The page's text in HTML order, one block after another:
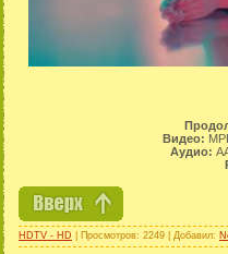
Видео:
Аудио:
HDTV - HD | Просмотров: 2249 | Добавил: